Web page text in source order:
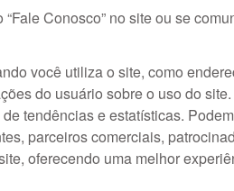
Conosco” no site ou se
você utiliza o site, como
do usuário sobre o uso do
tendências e estatísticas.
parceiros comerciais,
oferecendo uma melhor